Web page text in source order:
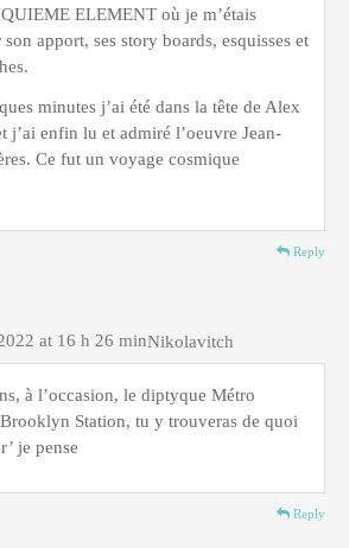
ELEMENT où je m’étais
son apport, ses story boards, esquisses et
minutes j’ai été dans la tête de Alex
j’ai enfin lu et admiré l’oeuvre Jean-
Ce fut un voyage cosmique
Reply
Nikolavitch
at 16 h 26 min
à l’occasion, le diptyque Métro
Station, tu y trouveras de quoi
je pense
Reply